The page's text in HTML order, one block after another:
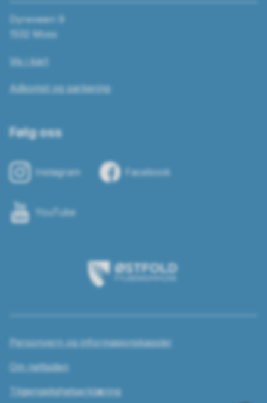
Dyreveien 9
1532 Moss
Vis i kart
Adkomst og parkering
Følg oss
Instagram Facebook
YouTube
Østfold
fylkeskommune
Personvern og informasjonskapsler
Om nettsiden
Tilgjengelighetserklæring